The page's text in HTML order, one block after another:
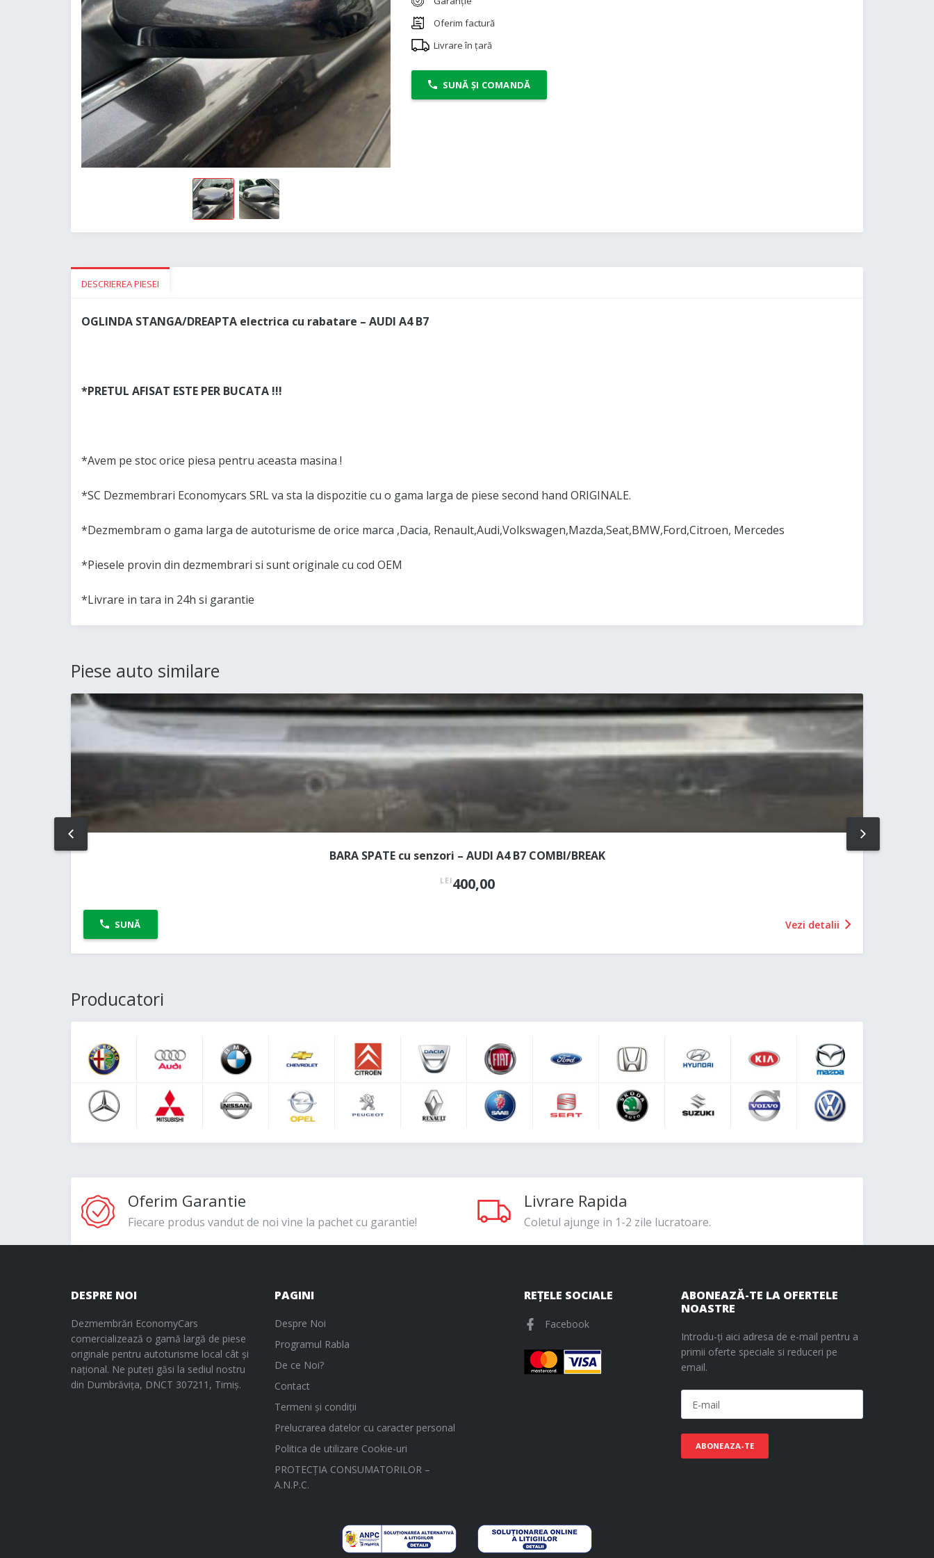
Oferim factură
Livrare în țară
SUNĂ ȘI COMANDĂ
DESCRIEREA PIESEI
OGLINDA STANGA/DREAPTA electrica cu rabatare – AUDI A4 B7
*PRETUL AFISAT ESTE PER BUCATA !!!
*Avem pe stoc orice piesa pentru aceasta masina !
*SC Dezmembrari Economycars SRL va sta la dispozitie cu o gama larga de piese second hand ORIGINALE.
*Dezmembram o gama larga de autoturisme de orice marca ,Dacia, Renault,Audi,Volkswagen,Mazda,Seat,BMW,Ford,Citroen, Mercedes
*Piesele provin din dezmembrari si sunt originale cu cod OEM
*Livrare in tara in 24h si garantie
Piese auto similare
BARA SPATE cu senzori – AUDI A4 B7 COMBI/BREAK
LEI400,00
SUNĂ Vezi detalii
PREV NEXT
Producatori
Oferim Garantie
Fiecare produs vandut de noi vine la pachet cu garantie!
Livrare Rapida
Coletul ajunge in 1-2 zile lucratoare.
DESPRE NOI
Dezmembrări EconomyCars
comercializează o gamă largă de piese
originale pentru autoturisme local cât și
național. Ne puteți găsi la sediul nostru
din Dumbrăvița, DNCT 307211, Timiș.
PAGINI
Despre Noi
Programul Rabla
De ce Noi?
Contact
Termeni și condiții
Prelucrarea datelor cu caracter personal
Politica de utilizare Cookie-uri
PROTECŢIA CONSUMATORILOR –
A.N.P.C.
REȚELE SOCIALE
Facebook
ABONEAZĂ-TE LA OFERTELE
NOASTRE
Introdu-ți aici adresa de e-mail pentru a
primii oferte speciale si reduceri pe
email.
ABONEAZA-TE